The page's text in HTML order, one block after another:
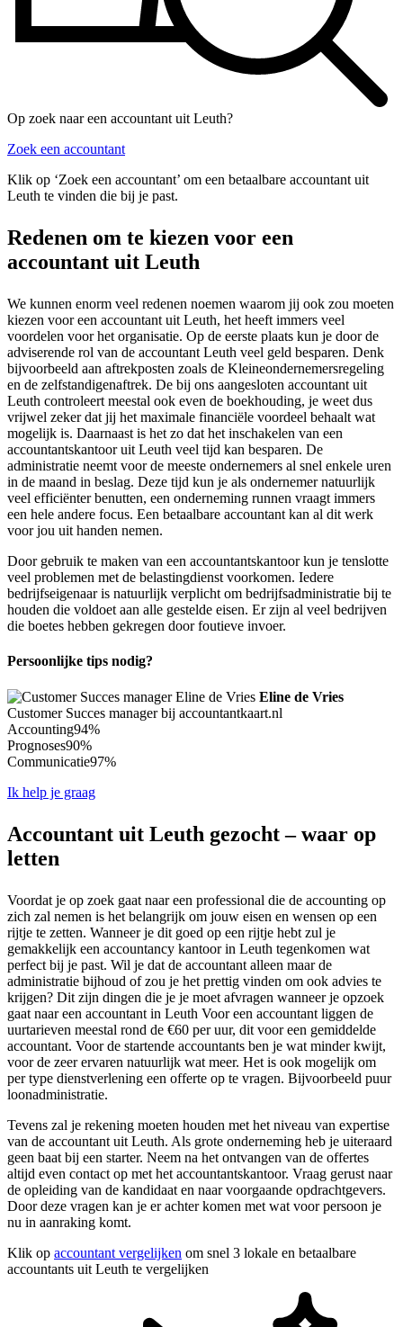
Op zoek naar een accountant uit Leuth?
Zoek een accountant
Klik op ‘Zoek een accountant’ om een betaalbare accountant uit
Leuth te vinden die bij je past.
Redenen om te kiezen voor een
accountant uit Leuth
We kunnen enorm veel redenen noemen waarom jij ook zou moeten
kiezen voor een accountant uit Leuth, het heeft immers veel
voordelen voor het organisatie. Op de eerste plaats kun je door de
adviserende rol van de accountant Leuth veel geld besparen. Denk
bijvoorbeeld aan aftrekposten zoals de Kleineondernemersregeling
en de zelfstandigenaftrek. De bij ons aangesloten accountant uit
Leuth controleert meestal ook even de boekhouding, je weet dus
vrijwel zeker dat jij het maximale financiële voordeel behaalt wat
mogelijk is. Daarnaast is het zo dat het inschakelen van een
accountantskantoor uit Leuth veel tijd kan besparen. De
administratie neemt voor de meeste ondernemers al snel enkele uren
in de maand in beslag. Deze tijd kun je als ondernemer natuurlijk
veel efficiënter benutten, een onderneming runnen vraagt immers
een hele andere focus. Een betaalbare accountant kan al dit werk
voor jou uit handen nemen.
Door gebruik te maken van een accountantskantoor kun je tenslotte
veel problemen met de belastingdienst voorkomen. Iedere
bedrijfseigenaar is natuurlijk verplicht om bedrijfsadministratie bij te
houden die voldoet aan alle gestelde eisen. Er zijn al veel bedrijven
die boetes hebben gekregen door foutieve invoer.
Persoonlijke tips nodig?
Eline de Vries
Customer Succes manager bij accountantkaart.nl
Accounting94%
Prognoses90%
Communicatie97%
Ik help je graag
Accountant uit Leuth gezocht – waar op
letten
Voordat je op zoek gaat naar een professional die de accounting op
zich zal nemen is het belangrijk om jouw eisen en wensen op een
rijtje te zetten. Wanneer je dit goed op een rijtje hebt zul je
gemakkelijk een accountancy kantoor in Leuth tegenkomen wat
perfect bij je past. Wil je dat de accountant alleen maar de
administratie bijhoud of zou je het prettig vinden om ook advies te
krijgen? Dit zijn dingen die je je moet afvragen wanneer je opzoek
gaat naar een accountant in Leuth Voor een accountant liggen de
uurtarieven meestal rond de €60 per uur, dit voor een gemiddelde
accountant. Voor de startende accountants ben je wat minder kwijt,
voor de zeer ervaren natuurlijk wat meer. Het is ook mogelijk om
per type dienstverlening een offerte op te vragen. Bijvoorbeeld puur
loonadministratie.
Tevens zal je rekening moeten houden met het niveau van expertise
van de accountant uit Leuth. Als grote onderneming heb je uiteraard
geen baat bij een starter. Neem na het ontvangen van de offertes
altijd even contact op met het accountantskantoor. Vraag gerust naar
de opleiding van de kandidaat en naar voorgaande opdrachtgevers.
Door deze vragen kan je er achter komen met wat voor persoon je
nu in aanraking komt.
Klik op accountant vergelijken om snel 3 lokale en betaalbare
accountants uit Leuth te vergelijken